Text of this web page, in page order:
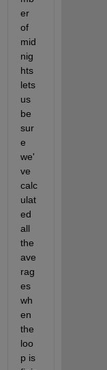
er
of
mid
nig
hts
lets
us
be
sur
e
we'
ve
calc
ulat
ed
all
the
ave
rag
es
wh
en
the
loo
p is